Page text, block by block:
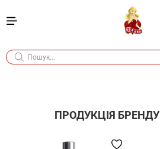
ПРОДУКЦІЯ БРЕНДУ